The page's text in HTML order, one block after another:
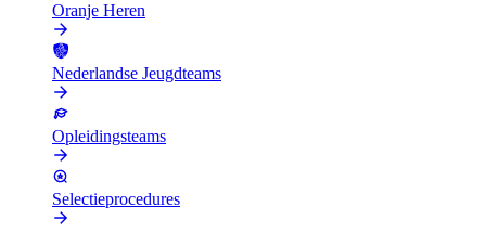
Oranje Heren
Nederlandse Jeugdteams
Opleidingsteams
Selectieprocedures